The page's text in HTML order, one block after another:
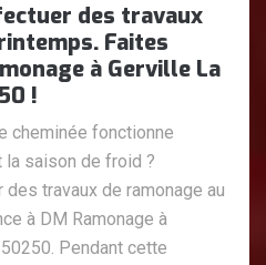
des travaux
Faites
à Gerville La
!
cheminée fonctionne
la saison de froid ?
des travaux de ramonage au
à DM Ramonage à
Pendant cette